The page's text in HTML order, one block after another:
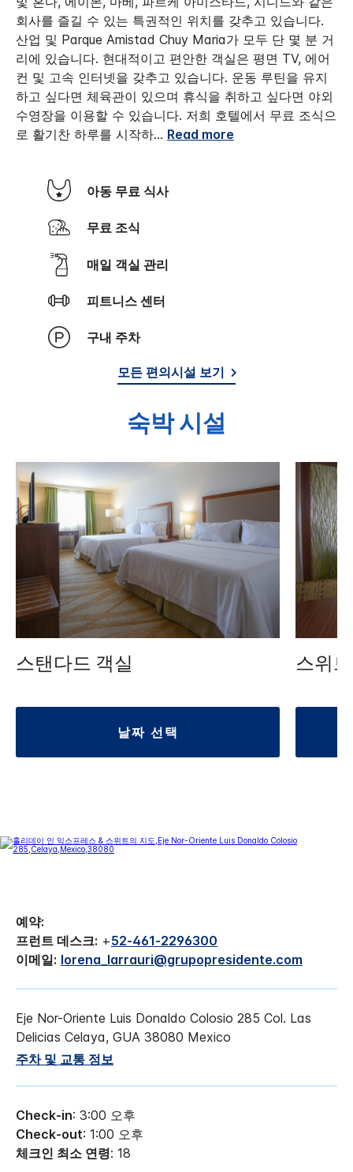
회사를 즐길 수 있는 특권적인 위치를 갖추고 있습니다.
산업 및 Parque Amistad Chuy Maria가 모두 단 몇 분 거
리에 있습니다. 현대적이고 편안한 객실은 평면 TV, 에어
컨 및 고속 인터넷을 갖추고 있습니다. 운동 루틴을 유지
하고 싶다면 체육관이 있으며 휴식을 취하고 싶다면 야외
수영장을 이용할 수 있습니다. 저희 호텔에서 무료 조식으
로 활기찬 하루를 시작하... Read more
아동 무료 식사
무료 조식
매일 객실 관리
피트니스 센터
구내 주차
모든 편의시설 보기
숙박 시설
스탠다드 객실
날짜 선택
스위
예약:
프런트 데스크: +52-461-2296300
이메일: lorena_larrauri@grupopresidente.com
Eje Nor-Oriente Luis Donaldo Colosio 285 Col. Las
Delicias Celaya, GUA 38080 Mexico
주차 및 교통 정보
Check-in: 3:00 오후
Check-out: 1:00 오후
체크인 최소 연령: 18